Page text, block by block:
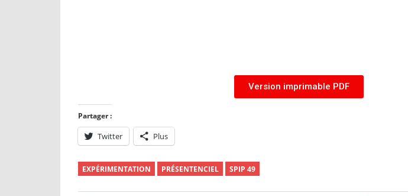
Version imprimable PDF
Partager :
Twitter Plus
EXPÉRIMENTATION PRÉSENTENCIEL SPIP 49